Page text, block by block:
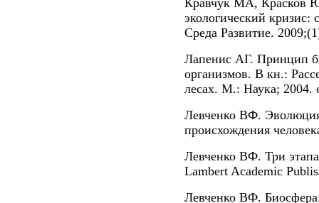
Кравчук МА, Красков
экологический
Среда Развитие.
Лапенис АГ. Принцип
организмов. В кн.:
лесах. М.: Наука; 2004.
Левченко ВФ.
происхождения
Левченко ВФ. Три
Lambert Academic
Левченко ВФ.